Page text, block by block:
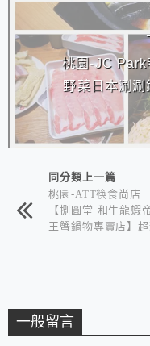
桃園-JC Park
野菜日本涮
同分類上一篇
桃園-ATT筷食尚店
【捌圓堂-和牛龍蝦
王蟹鍋物專賣店】
一般留言